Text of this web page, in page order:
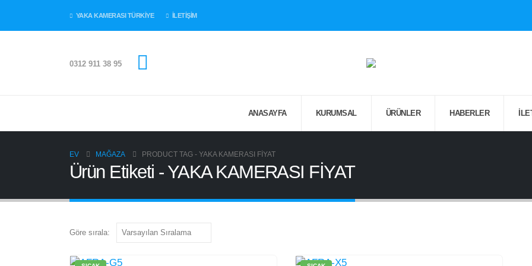
YAKA KAMERASI TÜRKİYE İLETİŞİM
0312 911 38 95
ANASAYFA KURUMSAL ÜRÜNLER HABERLER
EV MAĞAZA PRODUCT TAG - YAKA KAMERASI FİYAT
Ürün Etiketi - YAKA KAMERASI FİYAT
Göre sırala: